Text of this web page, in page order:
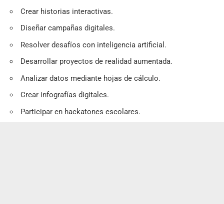
Crear historias interactivas.
Diseñar campañas digitales.
Resolver desafíos con inteligencia artificial.
Desarrollar proyectos de realidad aumentada.
Analizar datos mediante hojas de cálculo.
Crear infografías digitales.
Participar en hackatones escolares.